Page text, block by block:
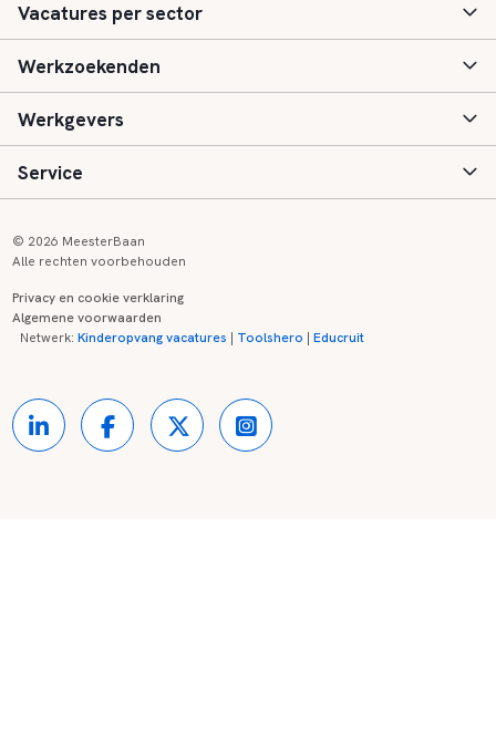
Vacatures per sector
Basisonderwijs
Speciaal (basis) onderwijs
Voortgezet onderwijs
Kinderopvang
Werkzoekenden
Aanmelden
Vacatures
Zij-instroom informatie
Onderwijsregio's
Werkgevers
Inloggen
Registreren
Contact
Service
Onderwijs links
Partners
© 2026 MeesterBaan
Alle rechten voorbehouden
Privacy en cookie verklaring
Algemene voorwaarden
Netwerk:Kinderopvang vacatures | Toolshero |Educruit